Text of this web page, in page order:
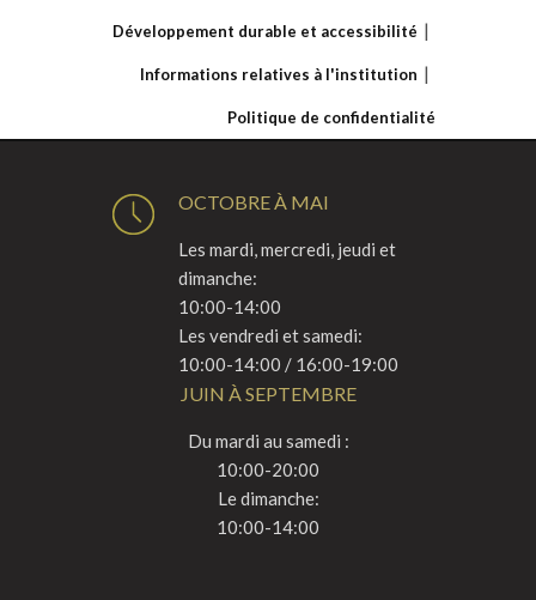
Développement durable et accessibilité
Informations relatives à l'institution
Politique de confidentialité
OCTOBRE À MAI
Les mardi, mercredi, jeudi et
dimanche:
10:00-14:00
Les vendredi et samedi:
10:00-14:00 / 16:00-19:00
JUIN À SEPTEMBRE
Du mardi au samedi :
10:00-20:00
Le dimanche:
10:00-14:00